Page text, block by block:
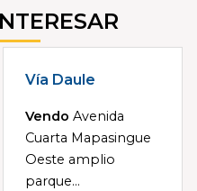
Vía Daule
Vendo Avenida
Cuarta Mapasingue
Oeste amplio
parque...